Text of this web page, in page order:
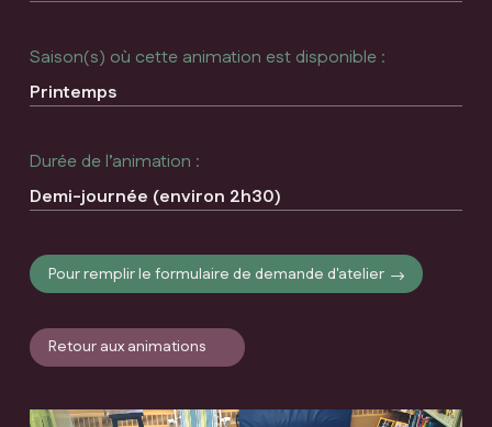
Saison(s) où cette animation est disponible :
Printemps
Durée de l’animation :
Demi-journée (environ 2h30)
Pour remplir le formulaire de demande d'atelier
Retour aux animations